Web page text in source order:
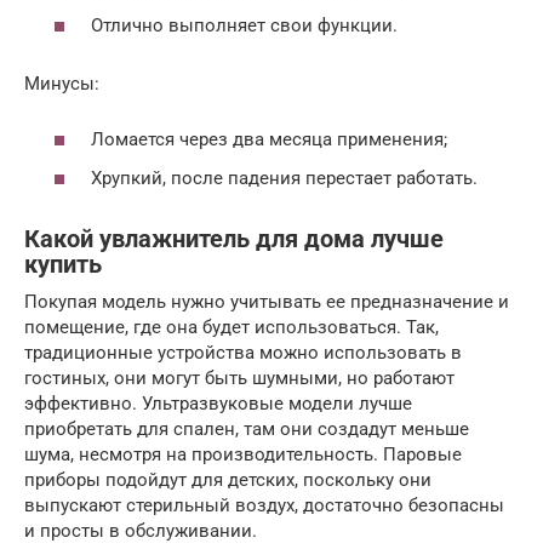
Отлично выполняет свои функции.
Минусы:
Ломается через два месяца применения;
Хрупкий, после падения перестает работать.
Какой увлажнитель для дома лучше
купить
Покупая модель нужно учитывать ее предназначение и
помещение, где она будет использоваться. Так,
традиционные устройства можно использовать в
гостиных, они могут быть шумными, но работают
эффективно. Ультразвуковые модели лучше
приобретать для спален, там они создадут меньше
шума, несмотря на производительность. Паровые
приборы подойдут для детских, поскольку они
выпускают стерильный воздух, достаточно безопасны
и просты в обслуживании.